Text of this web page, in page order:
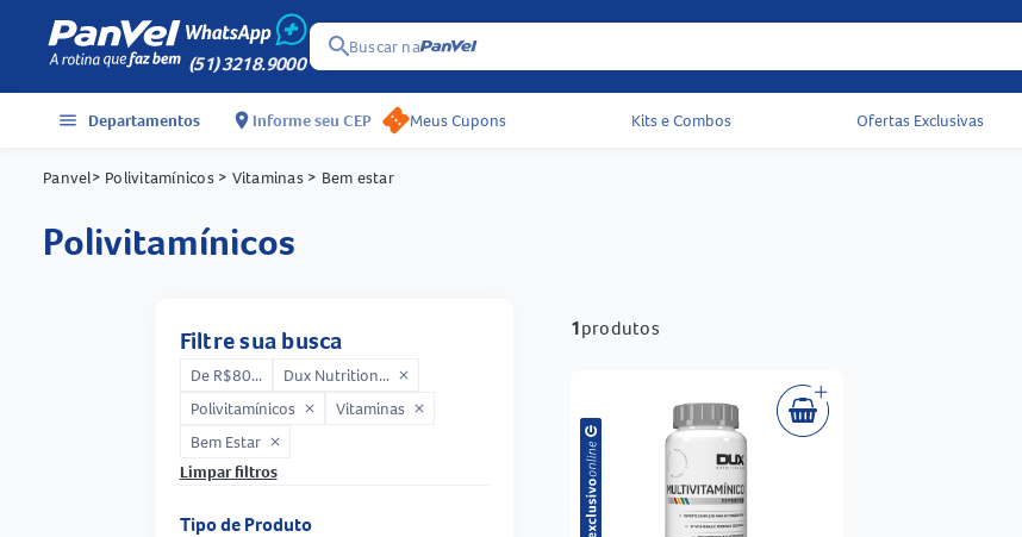
(51) 3218.9000
searchBuscar na
Acessos rápidos do cabeçalho
menu Departamentos location_on Informe seu CEP Meus Cupons Kits e Combos Ofertas Exclusivas
Panvel> Polivitamínicos> Vitaminas> Bem estar
polivitamínicos
Filtre sua busca
De R$80... Dux Nutrition... close
Polivitamínicos close Vitaminas close
Bem Estar close
Limpar filtros
Tipo de Produto
1produtos